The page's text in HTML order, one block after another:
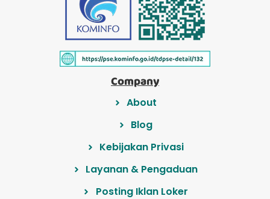
Company
About
Blog
Kebijakan Privasi
Layanan & Pengaduan
Posting Iklan Loker